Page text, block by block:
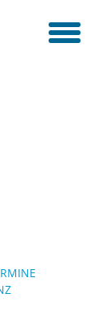
toggle
menu